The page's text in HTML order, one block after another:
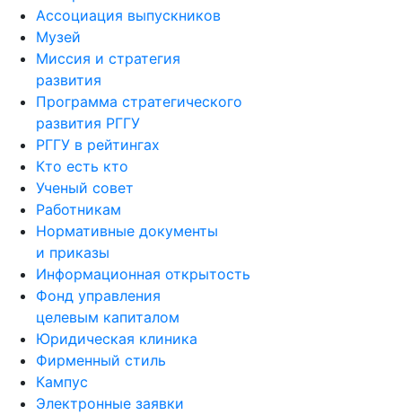
Ассоциация выпускников
Музей
Миссия и стратегия
развития
Программа стратегического
развития РГГУ
РГГУ в рейтингах
Кто есть кто
Ученый совет
Работникам
Нормативные документы
и приказы
Информационная открытость
Фонд управления
целевым капиталом
Юридическая клиника
Фирменный стиль
Кампус
Электронные заявки